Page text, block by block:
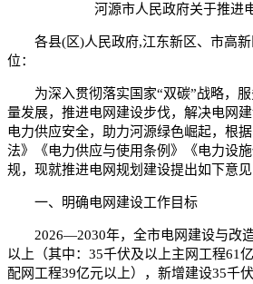
河源市人民政府关于推进
各县(区)人民政府,江东新区、市高
位：
为深入贯彻落实国家“双碳”战略，
量发展，推进电网建设步伐，解决电网
电力供应安全，助力河源绿色崛起，根
法》《电力供应与使用条例》《电力设
规，现就推进电网规划建设提出如下意见
一、明确电网建设工作目标
2026—2030年，全市电网建设与改
以上（其中：35千伏及以上主网工程61
配网工程39亿元以上），新增建设35千